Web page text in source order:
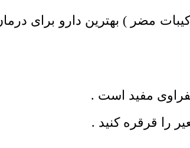
مضر ) بهترین دارو برای